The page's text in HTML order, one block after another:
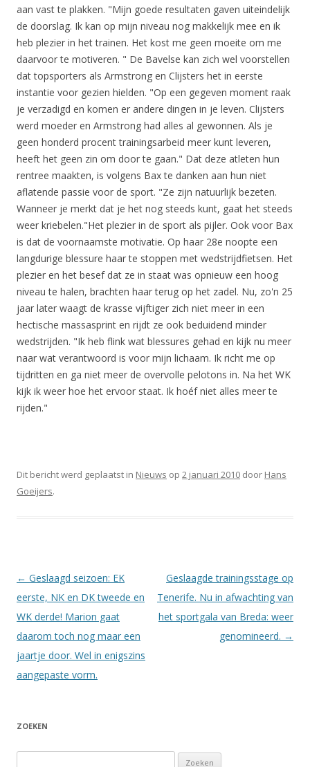
aan vast te plakken. "Mijn goede resultaten gaven uiteindelijk
de doorslag. Ik kan op mijn niveau nog makkelijk mee en ik
heb plezier in het trainen. Het kost me geen moeite om me
daarvoor te motiveren. " De Bavelse kan zich wel voorstellen
dat topsporters als Armstrong en Clijsters het in eerste
instantie voor gezien hielden. "Op een gegeven moment raak
je verzadigd en komen er andere dingen in je leven. Clijsters
werd moeder en Armstrong had alles al gewonnen. Als je
geen honderd procent trainingsarbeid meer kunt leveren,
heeft het geen zin om door te gaan." Dat deze atleten hun
rentree maakten, is volgens Bax te danken aan hun niet
aflatende passie voor de sport. "Ze zijn natuurlijk bezeten.
Wanneer je merkt dat je het nog steeds kunt, gaat het steeds
weer kriebelen."Het plezier in de sport als pijler. Ook voor Bax
is dat de voornaamste motivatie. Op haar 28e noopte een
langdurige blessure haar te stoppen met wedstrijdfietsen. Het
plezier en het besef dat ze in staat was opnieuw een hoog
niveau te halen, brachten haar terug op het zadel. Nu, zo'n 25
jaar later waagt de krasse vijftiger zich niet meer in een
hectische massasprint en rijdt ze ook beduidend minder
wedstrijden. "Ik heb flink wat blessures gehad en kijk nu meer
naar wat verantwoord is voor mijn lichaam. Ik richt me op
tijdritten en ga niet meer de overvolle pelotons in. Na het WK
kijk ik weer hoe het ervoor staat. Ik hoéf niet alles meer te
rijden."
Dit bericht werd geplaatst in Nieuws op 2 januari 2010 door Hans
Goeijers.
Berichtnavigatie
← Geslaagd seizoen: EK
eerste, NK en DK tweede en
WK derde! Marion gaat
daarom toch nog maar een
jaartje door. Wel in enigszins
aangepaste vorm.
Geslaagde trainingsstage op
Tenerife. Nu in afwachting van
het sportgala van Breda: weer
genomineerd. →
ZOEKEN